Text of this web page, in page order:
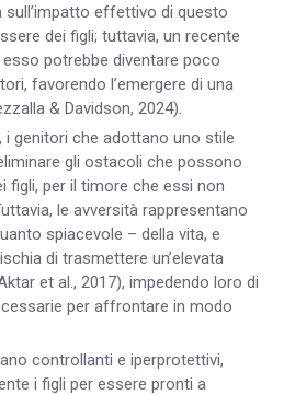
effettivo di questo
dei figli; tuttavia, un recente
potrebbe diventare poco
favorendo l’emergere di una
& Davidson, 2024).
i genitori che adottano uno stile
gli ostacoli che possono
figli, per il timore che essi non
le avversità rappresentano
spiacevole – della vita, e
di trasmettere un’elevata
et al., 2017), impedendo loro di
per affrontare in modo
controllanti e iperprotettivi,
i figli per essere pronti a